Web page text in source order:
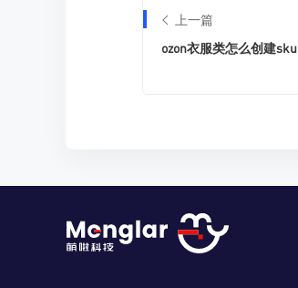
上一篇
ozon衣服类怎么创建sku